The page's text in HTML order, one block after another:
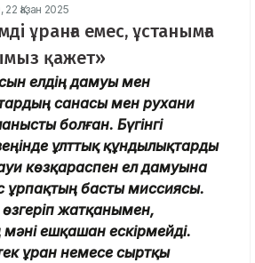
22 Қазан 2025
ұранға емес, ұстанымға
қажет»
елдің дамуы мен
санасы мен рухани
болған. Бүгінгі
ұлттық құндылықтарды
көзқараспен ел дамуына
ұрпақтың басты миссиясы.
жатқанымен,
ешқашан ескірмейді.
ұран немесе сыртқы